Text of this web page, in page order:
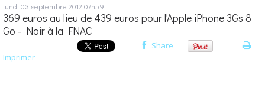
lundi 03 septembre 2012 07h59
369 euros au lieu de 439 euros pour l'Apple iPhone 3Gs 8
Go - Noir à la FNAC
Share
Imprimer